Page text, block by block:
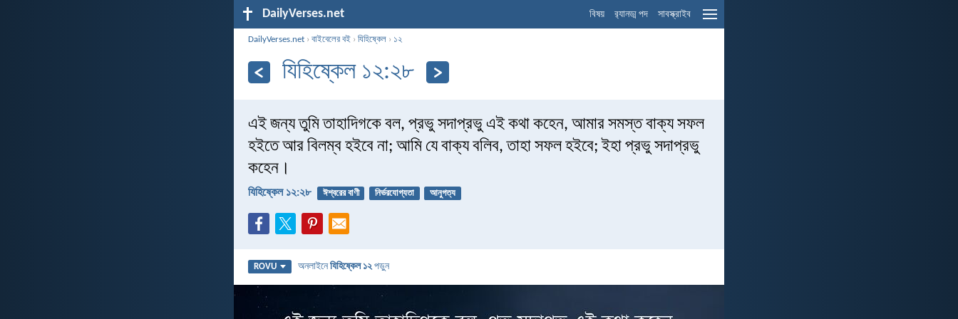
DailyVerses.net বিষয় র‌্যানড্ম পদ সাবস্ক্রাইব
DailyVerses.net ›বাইবেলের বই ›যিহিষ্কেল › ১২
যিহিষ্কেল ১২:২৮
এই জন্য তুমি তাহাদিগকে বল, প্রভু সদাপ্রভু এই কথা কহেন, আমার সমস্ত বাক্য সফল
হইতে আর বিলম্ব হইবে না; আমি যে বাক্য বলিব, তাহা সফল হইবে; ইহা প্রভু সদাপ্রভু
কহেন।
যিহিষ্কেল ১২:২৮ ঈশ্বরের বাণী নির্ভরযোগ্যতা আনুগত্য
ROVU অনলাইনেযিহিষ্কেল ১২পড়ুন